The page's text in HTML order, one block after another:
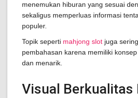
menemukan hiburan yang sesuai
sekaligus memperluas informasi
populer.
Topik seperti mahjong slot juga
pembahasan karena memiliki
dan menarik.
Visual Berkualitas